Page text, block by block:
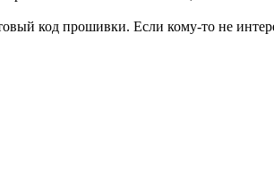
код прошивки. Если кому-то не